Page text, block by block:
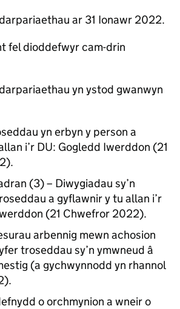
ar 31 Ionawr 2022.
fel dioddefwyr cam-drin
yn ystod gwanwyn
yn erbyn y person a
i’r DU: Gogledd Iwerddon (21
(3) – Diwygiadau sy’n
a gyflawnir y tu allan i’r
(21 Chwefror 2022).
arbennig mewn achosion
troseddau sy’n ymwneud â
(a gychwynnodd yn rhannol
o orchmynion a wneir o